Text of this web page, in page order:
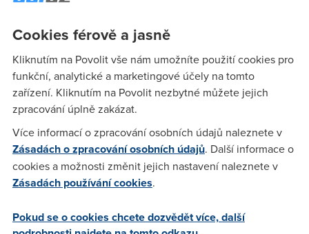
Například pouhá třetina internetových uživatelů vytváří pro
každý svůj účet unikátní heslo. Každý desátý uživatel
používá pro všechny své účty stejné heslo, když u
takovýchto uživatelů dojde k prolomení hesla u jednoho
účtu, hrozí, že budou napadeny a zneužity i ostatní.
Dalším problémem jsouslabá hesla
používá ve svých heslech kombinaci malých a velkých
písmen a dva ze tří kombinují písmena a čísla. Průzkum také
odhalil, že se uživatelé nechovají zodpovědně ani při
zacházení s hesly – sdílejí je s dalšími osobami, nebo
třetina sdílela své heslo se svým příbuzným, přičemž 11 % ho
Cookies férově a jasně
Kliknutím na Povolit vše nám umožníte použití cookies pro
funkční, analytické a marketingové účely na tomto
zařízení. Kliknutím na Povolit nezbytné můžete jejich
zpracování úplně zakázat.
Více informací o zpracování osobních údajů naleznete v
Zásadách o zpracování osobních údajů. Další informace o
cookies a možnosti změnit jejich nastavení naleznete v
Zásadách používání cookies.
Pokud se o cookies chcete dozvědět více, další